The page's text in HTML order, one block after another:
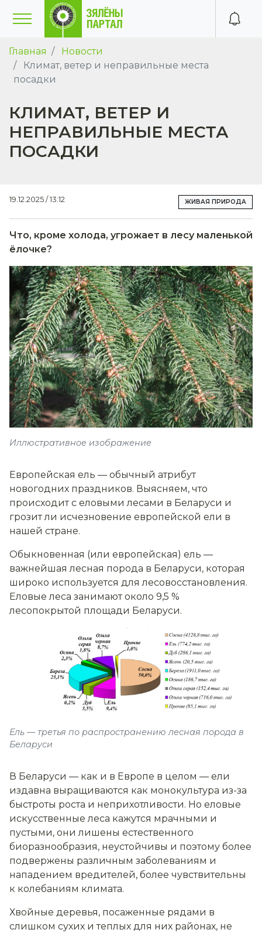
Главная
Новости
Климат, ветер и неправильные места
посадки
КЛИМАТ, ВЕТЕР И
НЕПРАВИЛЬНЫЕ МЕСТА
ПОСАДКИ
19.12.2025 / 13:12 ЖИВАЯ ПРИРОДА
Что, кроме холода, угрожает в лесу маленькой
ёлочке?
Иллюстративное изображение
Европейская ель — обычный атрибут
новогодних праздников. Выясняем, что
происходит с еловыми лесами в Беларуси и
грозит ли исчезновение европейской ели в
нашей стране.
Обыкновенная (или европейская) ель —
важнейшая лесная порода в Беларуси, которая
широко используется для лесовосстановления.
Еловые леса занимают около 9,5 %
лесопокрытой площади Беларуси.
Ель — третья по распространению лесная порода в
Беларуси
В Беларуси — как и в Европе в целом — ели
издавна выращиваются как монокультура из-за
быстроты роста и неприхотливости. Но еловые
искусственные леса кажутся мрачными и
пустыми, они лишены естественного
биоразнообразия, неустойчивы и поэтому более
подвержены различным заболеваниям и
нападением вредителей, более чувствительны
к колебаниям климата.
Хвойные деревья, посаженные рядами в
слишком сухих и теплых для них районах, не